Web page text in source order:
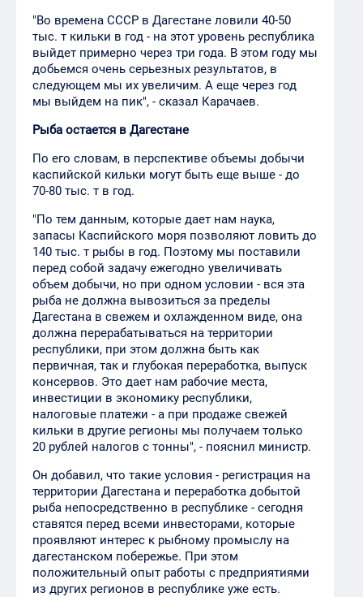
"Во времена СССР в Дагестане ловили 40-50
тыс. т кильки в год - на этот уровень республика
выйдет примерно через три года. В этом году мы
добьемся очень серьезных результатов, в
следующем мы их увеличим. А еще через год
мы выйдем на пик", - сказал Карачаев.
Рыба остается в Дагестане
По его словам, в перспективе объемы добычи
каспийской кильки могут быть еще выше - до
70-80 тыс. т в год.
"По тем данным, которые дает нам наука,
запасы Каспийского моря позволяют ловить до
140 тыс. т рыбы в год. Поэтому мы поставили
перед собой задачу ежегодно увеличивать
объем добычи, но при одном условии - вся эта
рыба не должна вывозиться за пределы
Дагестана в свежем и охлажденном виде, она
должна перерабатываться на территории
республики, при этом должна быть как
первичная, так и глубокая переработка, выпуск
консервов. Это дает нам рабочие места,
инвестиции в экономику республики,
налоговые платежи - а при продаже свежей
кильки в другие регионы мы получаем только
20 рублей налогов с тонны", - пояснил министр.
Он добавил, что такие условия - регистрация на
территории Дагестана и переработка добытой
рыба непосредственно в республике - сегодня
ставятся перед всеми инвесторами, которые
проявляют интерес к рыбному промыслу на
дагестанском побережье. При этом
положительный опыт работы с предприятиями
из других регионов в республике уже есть.